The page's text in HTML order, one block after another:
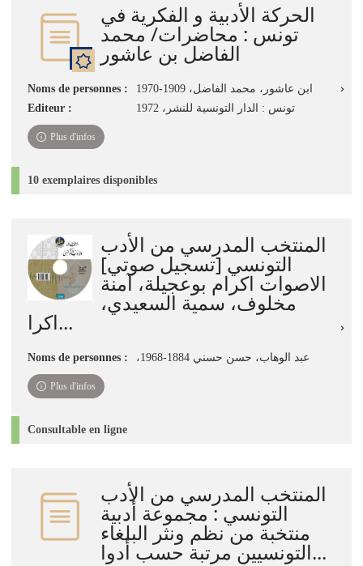
immédiate)
الحركة الأدبية و الفكرية في
تونس : محاضرات/ محمد
الفاضل بن عاشور
Noms de personnes :
ابن عاشور، محمد الفاضل، 1909-1970
Editeur :
تونس : الدار التونسية للنشر، 1972
Plus d'infos
10 exemplaires disponibles
المنتخب المدرسي من الأدب
التونسي [تسجيل صوتي]
الاصوات اكرام بوعجيلة، آمنة
مخلوف، سمية السعيدي،
اكرا...
Noms de personnes : ،عبد الوهاب، حسن حسني 1884-1968
Plus d'infos
Consultable en ligne
المنتخب المدرسي من الأدب
التونسي : مجموعة أدبية
منتخبة من نظم ونثر البلغاء
التونسيين مرتبة حسب أدوا...